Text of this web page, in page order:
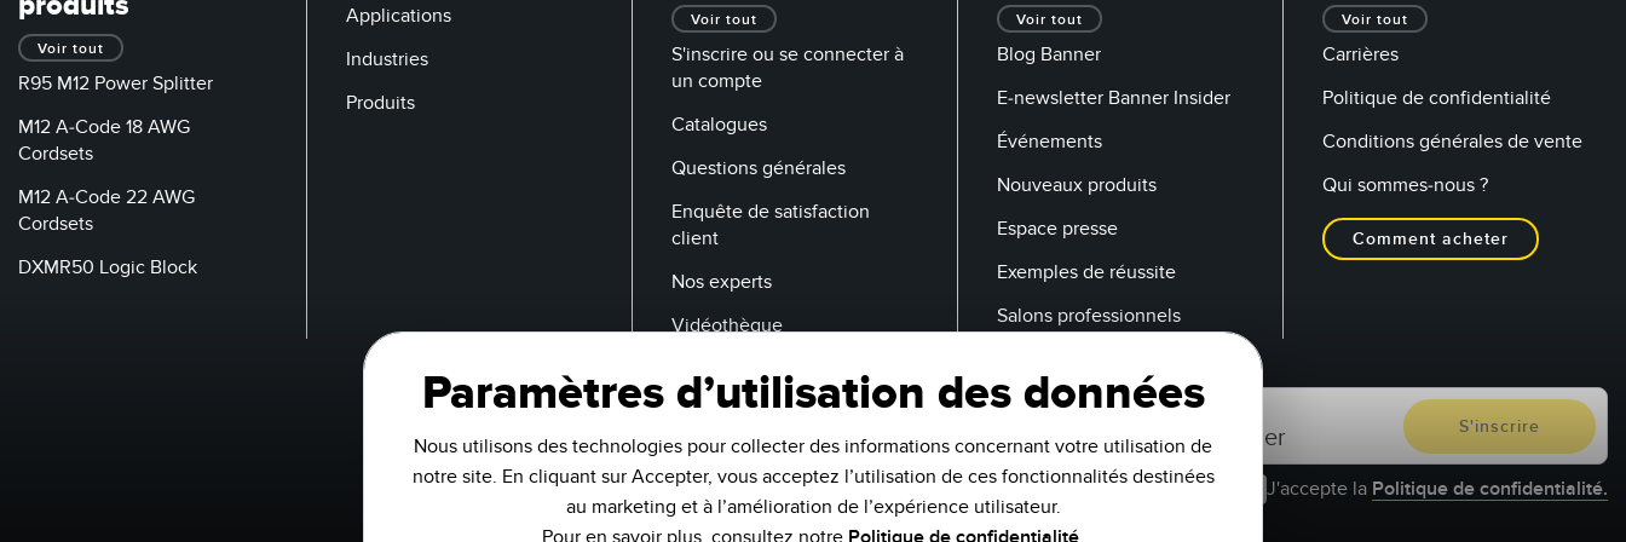
Voir tout
R95 M12 Power Splitter
M12 A-Code 18 AWG
Cordsets
M12 A-Code 22 AWG
Cordsets
DXMR50 Logic Block
Applications
Industries
Produits
Voir tout
S'inscrire ou se connecter à
un compte
Catalogues
Questions générales
Enquête de satisfaction
client
Nos experts
Vidéothèque
Voir tout
Blog Banner
E-newsletter Banner Insider
Événements
Nouveaux produits
Espace presse
Exemples de réussite
Salons professionnels
Voir tout
Carrières
Politique de confidentialité
Conditions générales de vente
Qui sommes-nous ?
Comment acheter
Adresse E-Mail
J'accepte la Politique de confidentialité.
Paramètres d’utilisation des données
Nous utilisons des technologies pour collecter des informations concernant votre utilisation de
notre site. En cliquant sur Accepter, vous acceptez l’utilisation de ces fonctionnalités destinées
au marketing et à l’amélioration de l’expérience utilisateur.
Pour en savoir plus, consultez notre Politique de confidentialité